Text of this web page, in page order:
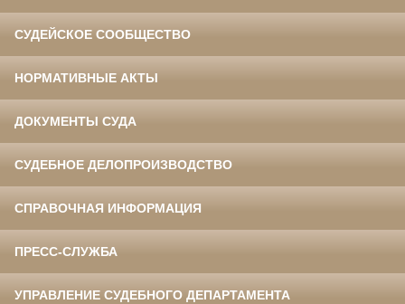
СУДЕЙСКОЕ СООБЩЕСТВО
НОРМАТИВНЫЕ АКТЫ
ДОКУМЕНТЫ СУДА
СУДЕБНОЕ ДЕЛОПРОИЗВОДСТВО
СПРАВОЧНАЯ ИНФОРМАЦИЯ
ПРЕСС-СЛУЖБА
УПРАВЛЕНИЕ СУДЕБНОГО ДЕПАРТАМЕНТА